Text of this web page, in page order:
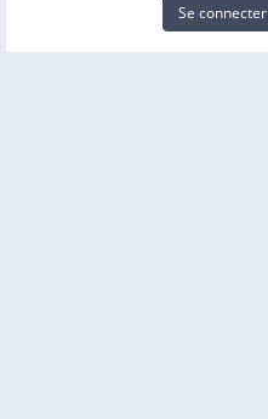
Se connecter